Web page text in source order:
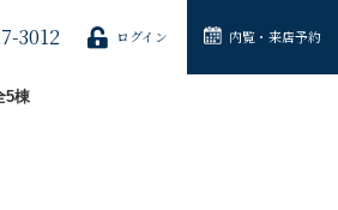
3012 ログイン 内覧・来店予約
5棟